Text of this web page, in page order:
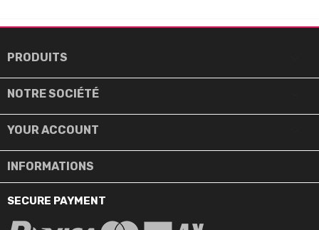
PRODUITS
NOTRE SOCIÉTÉ
YOUR ACCOUNT
INFORMATIONS
SECURE PAYMENT